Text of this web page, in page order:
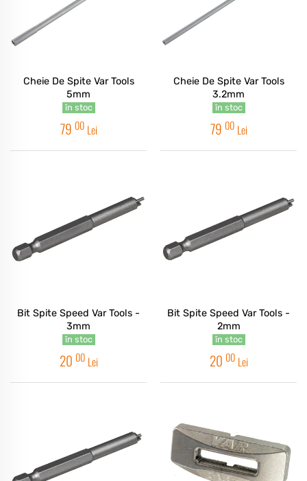
Cheie De Spite Var Tools
5mm
în stoc
79 00 Lei
Cheie De Spite Var Tools
3.2mm
în stoc
79 00 Lei
Bit Spite Speed Var Tools -
3mm
în stoc
20 00 Lei
Bit Spite Speed Var Tools -
2mm
în stoc
20 00 Lei